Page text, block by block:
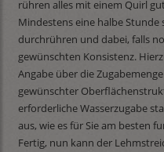
rühren alles mit einem Quirl
Mindestens eine halbe Stunde
durchrühren und dabei, falls
gewünschten Konsistenz.
Angabe über die
gewünschter
erforderliche Wasserzugabe
aus, wie es für Sie am besten
Fertig, nun kann der